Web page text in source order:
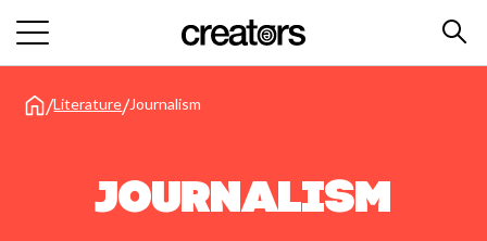
/Literature/Journalism
Journalism